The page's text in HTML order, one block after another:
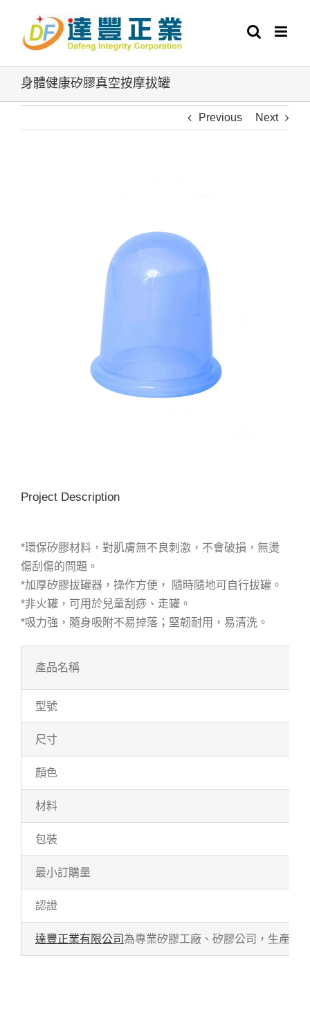
content
身體健康矽膠真空按摩拔罐
Previous Next
Project Description
*環保矽膠材料，對肌膚無不良刺激，不會破損，無燙
傷刮傷的問題。
*加厚矽膠拔罐器，操作方便， 隨時隨地可自行拔罐。
*非火罐，可用於兒童刮痧、走罐。
*吸力強，隨身吸附不易掉落；堅韌耐用，易清洗。
產品名稱
型號
尺寸
顏色
材料
包裝
最小訂購量
認證
達豐正業有限公司為專業矽膠工廠、矽膠公司，生產各